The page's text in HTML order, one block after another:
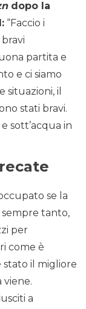
dopo la
“Faccio i
partita e
e ci siamo
situazioni, il
stati bravi.
sott’acqua in
se la
sempre tanto,
per
come è
il migliore
viene.
a